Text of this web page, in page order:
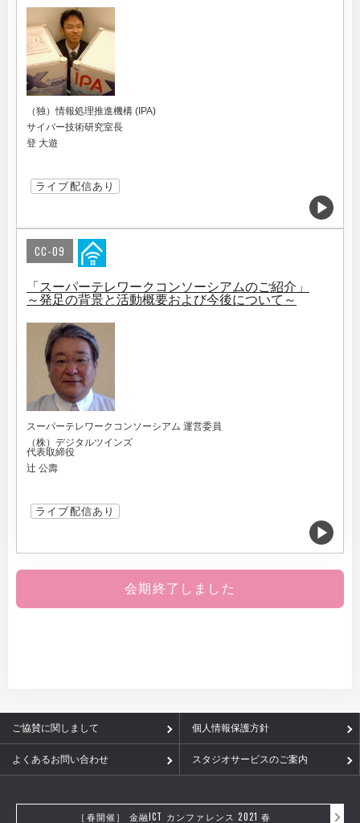
（独）情報処理推進機構 (IPA)
サイバー技術研究室長
登 大遊
ライブ配信あり
CC-09
「スーパーテレワークコンソーシアムのご紹介」
～発足の背景と活動概要および今後について～
スーパーテレワークコンソーシアム 運営委員
（株）デジタルツインズ
代表取締役
辻 公壽
ライブ配信あり
会期終了しました
ご協賛に関しまして 個人情報保護方針
よくあるお問い合わせ スタジオサービスのご案内
［春開催］ 金融ICT カンファレンス 2021 春